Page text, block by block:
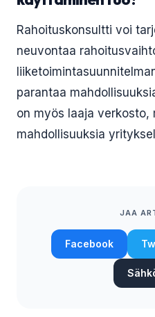
Rahoituskonsultti voi
neuvontaa
parantaa
on myös laaja verkosto,
mahdollisuuksia
JAA
Facebook